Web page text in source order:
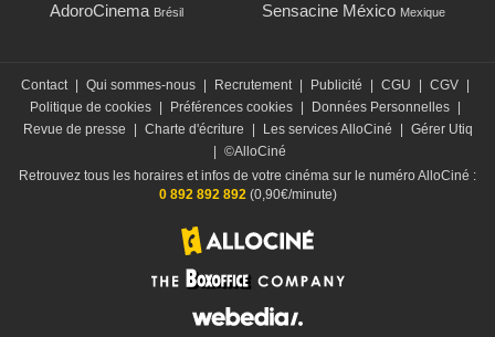
AdoroCinema Brésil Sensacine México Mexique
Contact Qui sommes-nous Recrutement Publicité CGU CGV
Politique de cookies
Préférences cookies Données Personnelles
Revue de presse
Charte d'écriture Les services AlloCiné
Gérer Utiq
©AlloCiné
Retrouvez tous les horaires et infos de votre cinéma sur le numéro AlloCiné :
0 892 892 892(0,90€/minute)